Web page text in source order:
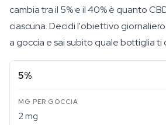
cambia tra il 5% e il 40% è quanto
ciascuna. Decidi l'obiettivo
a goccia e sai subito quale bottiglia ti
5%
2 mg